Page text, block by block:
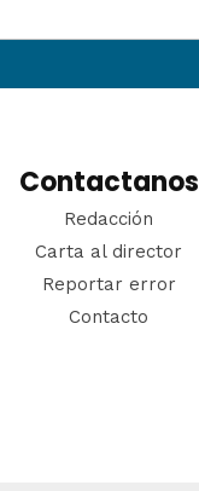
Contactanos
Redacción
Carta al director
Reportar error
Contacto